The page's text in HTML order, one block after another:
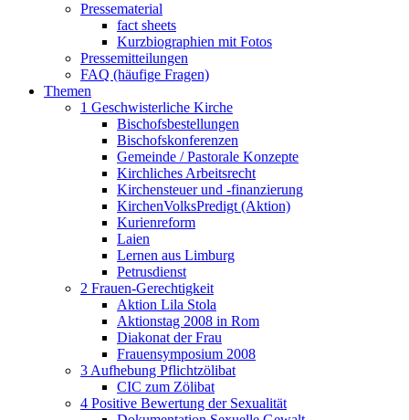
Pressematerial
fact sheets
Kurzbiographien mit Fotos
Pressemitteilungen
FAQ (häufige Fragen)
Themen
1 Geschwisterliche Kirche
Bischofsbestellungen
Bischofskonferenzen
Gemeinde / Pastorale Konzepte
Kirchliches Arbeitsrecht
Kirchensteuer und -finanzierung
KirchenVolksPredigt (Aktion)
Kurienreform
Laien
Lernen aus Limburg
Petrusdienst
2 Frauen-Gerechtigkeit
Aktion Lila Stola
Aktionstag 2008 in Rom
Diakonat der Frau
Frauensymposium 2008
3 Aufhebung Pflichtzölibat
CIC zum Zölibat
4 Positive Bewertung der Sexualität